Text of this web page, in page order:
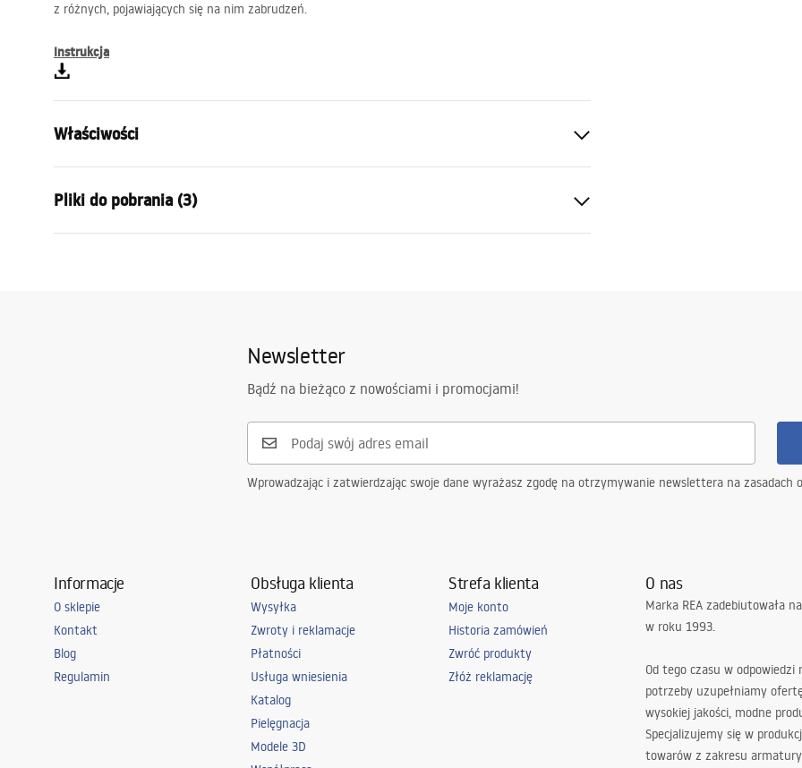
z różnych, pojawiających się na nim zabrudzeń.
Instrukcja
Właściwości
Materiał:
Kolor:
Chrom
Transparentne
2-skrzydłowy
Pliki do pobrania (3)
Warranty_Terms_and_Conditions_
_Shower_Doors__Enclosures__Pan
Newsletter
Bądź na bieżąco z nowościami i promocjami!
Wprowadzając i zatwierdzając swoje dane wyrażasz zgodę na otrzymywanie newslettera na zasadach
Informacje
O sklepie
Kontakt
Blog
Regulamin
Obsługa klienta
Wysyłka
Zwroty i reklamacje
Płatności
Usługa wniesienia
Katalog
Pielęgnacja
Modele 3D
Strefa klienta
Moje konto
Historia zamówień
Zwróć produkty
Złóż reklamację
O nas
Marka REA zadebiutowała
w roku 1993.
Od tego czasu w odpowiedzi
potrzeby uzupełniamy
wysokiej jakości, modne
Specjalizujemy się w
towarów z zakresu